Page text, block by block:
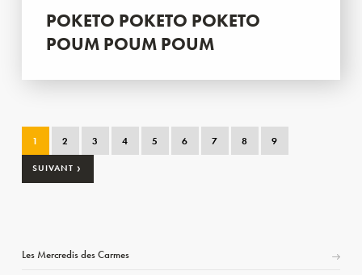
POKETO POKETO POKETO
POUM POUM POUM
1 2 3 4 5 6 7 8 9
SUIVANT ›
Les Mercredis des Carmes